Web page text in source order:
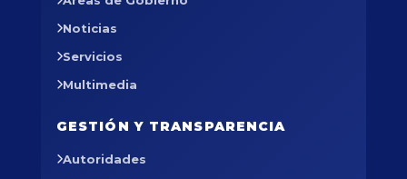
Noticias
Servicios
Multimedia
GESTIÓN Y TRANSPARENCIA
Autoridades